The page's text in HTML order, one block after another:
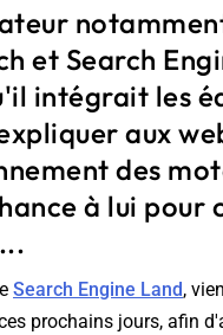
et Search
intégrait les
aux
des
à lui pour
Search Engine Land,
prochains jours, afin